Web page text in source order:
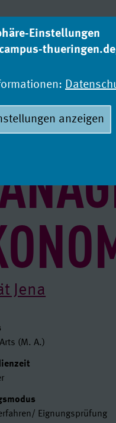
Jena
(M. A.)
Eignungsprüfung
Einstellungen
anzeigen